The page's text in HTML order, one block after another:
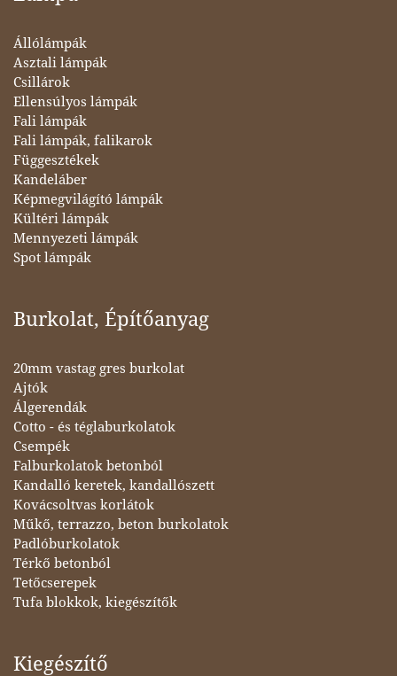
Állólámpák
Asztali lámpák
Csillárok
Ellensúlyos lámpák
Fali lámpák
Fali lámpák, falikarok
Függesztékek
Kandeláber
Képmegvilágító lámpák
Kültéri lámpák
Mennyezeti lámpák
Spot lámpák
Burkolat, Építőanyag
20mm vastag gres burkolat
Ajtók
Álgerendák
Cotto - és téglaburkolatok
Csempék
Falburkolatok betonból
Kandalló keretek, kandallószett
Kovácsoltvas korlátok
Műkő, terrazzo, beton burkolatok
Padlóburkolatok
Térkő betonból
Tetőcserepek
Tufa blokkok, kiegészítők
Kiegészítő